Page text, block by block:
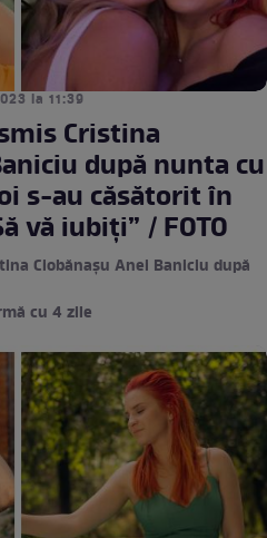
la 11:39
Cristina
după nunta cu
s-au căsătorit în
vă iubiți” / FOTO
Ciobănașu Anei Baniciu după
cu 4 zile